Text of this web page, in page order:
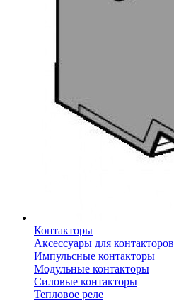
Контакторы
Аксессуары для контакторов
Импульсные контакторы
Модульные контакторы
Силовые контакторы
Тепловое реле